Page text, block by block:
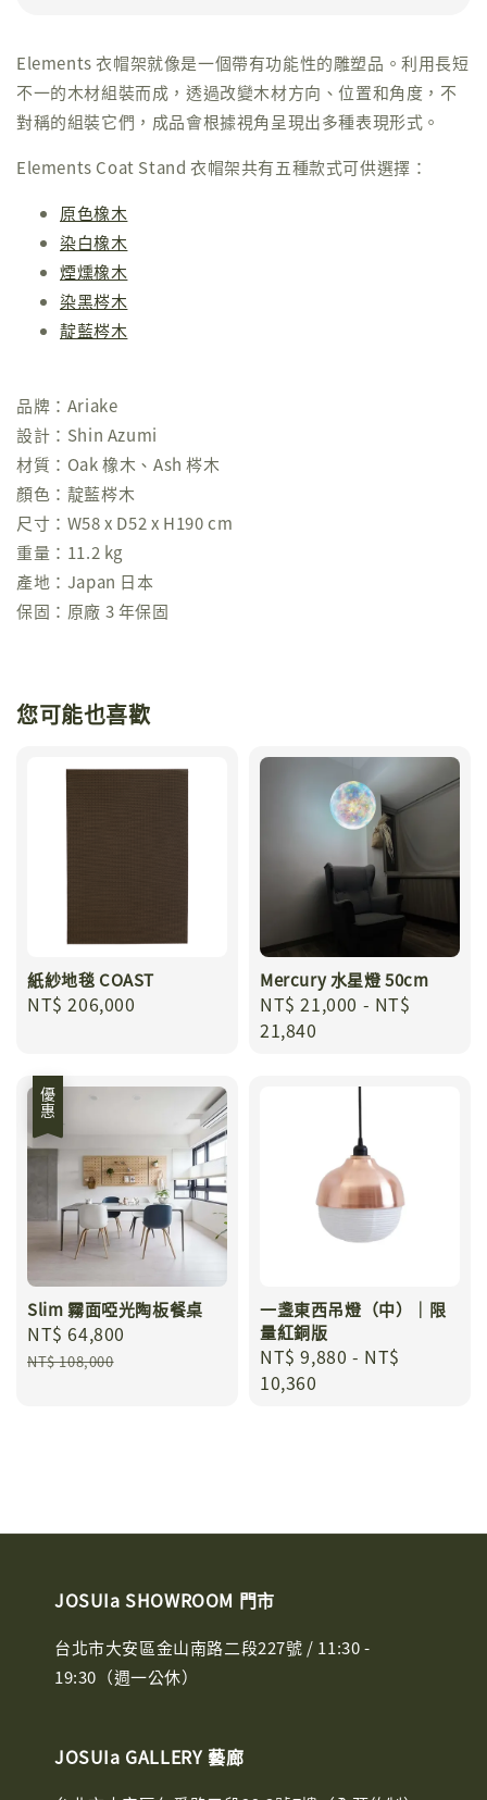
Elements 衣帽架就像是一個帶有功能性的雕塑品。利用長短
不一的木材組裝而成，透過改變木材方向、位置和角度，不
對稱的組裝它們，成品會根據視角呈現出多種表現形式。
Elements Coat Stand 衣帽架共有五種款式可供選擇：
原色橡木
染白橡木
煙燻橡木
染黑梣木
靛藍梣木
品牌：Ariake
設計：Shin Azumi
材質：Oak 橡木、Ash 梣木
顏色：靛藍梣木
尺寸：W58 x D52 x H190 cm
重量：11.2 kg
產地：Japan 日本
保固：原廠 3 年保固
您可能也喜歡
紙紗地毯 COAST
Regular
NT$ 206,000
Mercury 水星燈 50cm
Regular
price
NT$ 21,000 - NT$
21,840
優惠
Slim 霧面啞光陶板餐桌
Sale
price
NT$ 64,800
NT$ 108,000
一盞東西吊燈（中）｜限
量紅銅版
Regular
price
NT$ 9,880 - NT$
10,360
JOSUIa SHOWROOM 門市
台北市大安區金山南路二段227號 / 11:30 -
19:30（週一公休）
JOSUIa GALLERY 藝廊